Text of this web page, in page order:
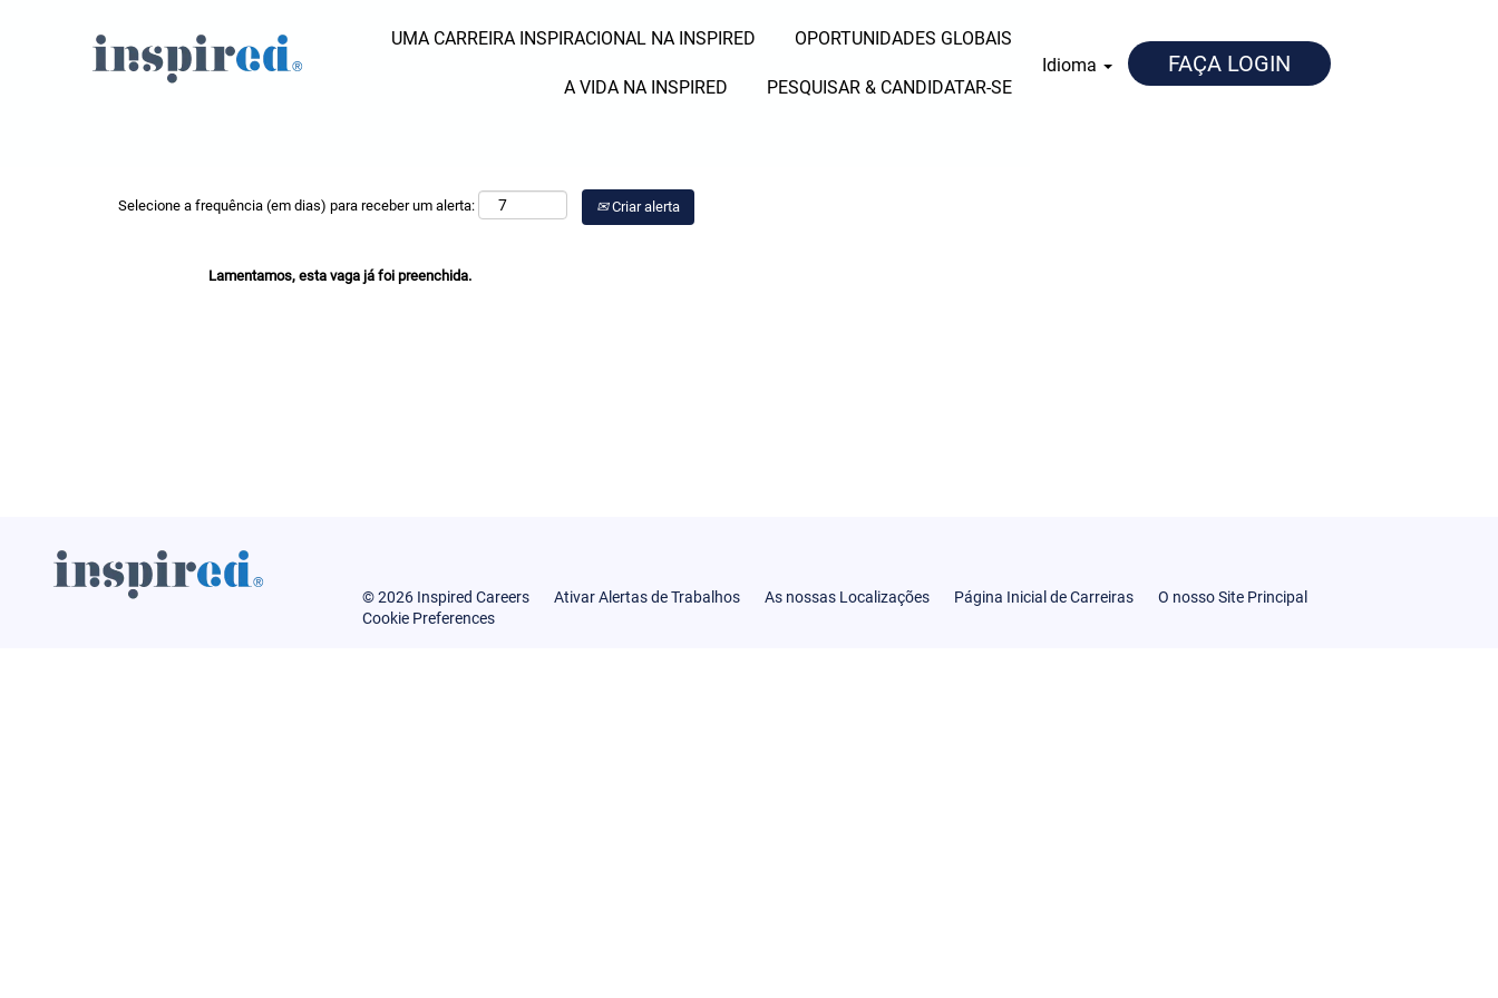
UMA CARREIRA INSPIRACIONAL NA INSPIRED OPORTUNIDADES GLOBAIS
A VIDA NA INSPIRED PESQUISAR & CANDIDATAR-SE
Idioma FAÇA LOGIN
Pesquisar por palavra-chave Pesquisar por Local
Selecione a frequência (em dias) para receber um alerta: Criar alerta
Lamentamos, esta vaga já foi preenchida.
© 2026 Inspired Careers Ativar Alertas de Trabalhos As nossas Localizações Página Inicial de Carreiras
O nosso Site Principal
Cookie Preferences